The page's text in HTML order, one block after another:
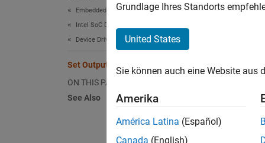
Embedded Coder Supported Hardware
Intel SoC Devices
Device Driver Blocks
Set Output Port Properties
ON THIS PAGE
See Also
Step
6
Grundlage Ihres Standorts
United States
Sie können auch eine Website aus
Amerika
América Latina (Español)
Canada (English)